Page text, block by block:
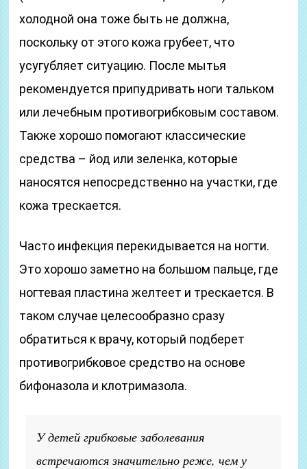
холодной она тоже быть не должна,
поскольку от этого кожа грубеет, что
усугубляет ситуацию. После мытья
рекомендуется припудривать ноги тальком
или лечебным противогрибковым составом.
Также хорошо помогают классические
средства – йод или зеленка, которые
наносятся непосредственно на участки, где
кожа трескается.
Часто инфекция перекидывается на ногти.
Это хорошо заметно на большом пальце, где
ногтевая пластина желтеет и трескается. В
таком случае целесообразно сразу
обратиться к врачу, который подберет
противогрибковое средство на основе
бифоназола и клотримазола.
У детей грибковые заболевания
встречаются значительно реже, чем у